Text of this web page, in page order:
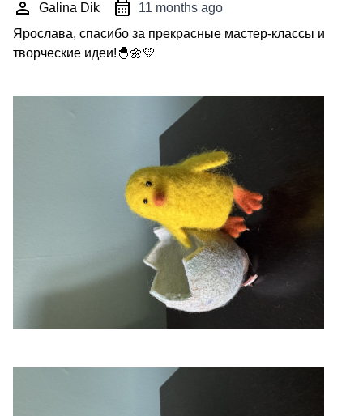
Galina Dik
11 months ago
Ярослава, спасибо за прекрасные мастер-классы и
творческие идеи!🐣🌼💛